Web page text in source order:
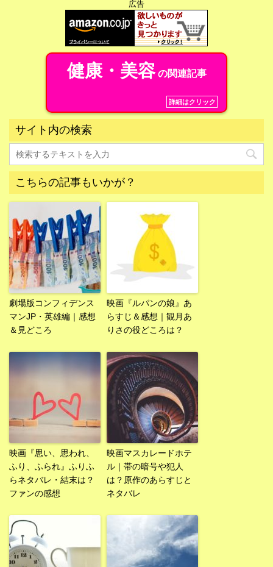
広告
健康・美容の関連記事
詳細はクリック
サイト内の検索
こちらの記事もいかが？
劇場版コンフィデンス
マンJP・英雄編｜感想
＆見どころ
映画『ルパンの娘』あ
らすじ＆感想｜観月あ
りさの役どころは？
映画『思い、思われ、
ふり、ふられ』ふりふ
らネタバレ・結末は？
ファンの感想
映画マスカレードホテ
ル｜帯の暗号や犯人
は？原作のあらすじと
ネタバレ